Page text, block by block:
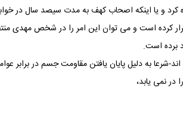
کرد و یا این‏که اصحاب کهف به مدت سیصد سال در
کرده است و می‏ توان این امر را در شخص مهدی
برده است.
به دلیل پایان یافتن مقاومت جسم در برابر
نمی‏ یابد،